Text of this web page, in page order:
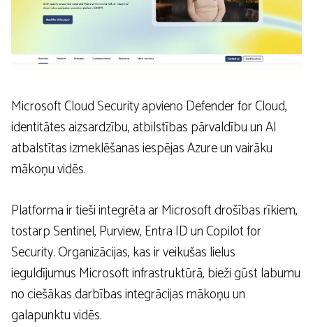
Microsoft Cloud Security apvieno Defender for Cloud,
identitātes aizsardzību, atbilstības pārvaldību un AI
atbalstītas izmeklēšanas iespējas Azure un vairāku
mākoņu vidēs.
Platforma ir tieši integrēta ar Microsoft drošības rīkiem,
tostarp Sentinel, Purview, Entra ID un Copilot for
Security. Organizācijas, kas ir veikušas lielus
ieguldījumus Microsoft infrastruktūrā, bieži gūst labumu
no ciešākas darbības integrācijas mākoņu un
galapunktu vidēs.